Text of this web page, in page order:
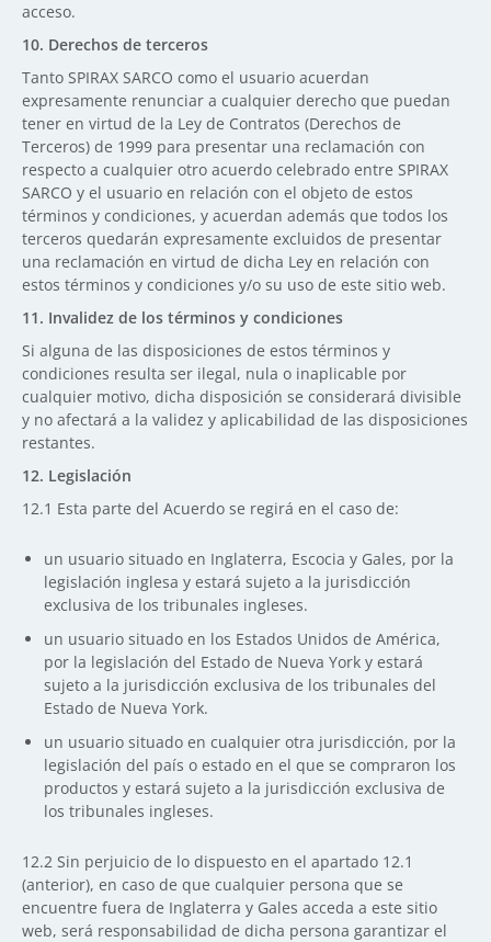
acceso.
10. Derechos de terceros
Tanto SPIRAX SARCO como el usuario acuerdan
expresamente renunciar a cualquier derecho que puedan
tener en virtud de la Ley de Contratos (Derechos de
Terceros) de 1999 para presentar una reclamación con
respecto a cualquier otro acuerdo celebrado entre SPIRAX
SARCO y el usuario en relación con el objeto de estos
términos y condiciones, y acuerdan además que todos los
terceros quedarán expresamente excluidos de presentar
una reclamación en virtud de dicha Ley en relación con
estos términos y condiciones y/o su uso de este sitio web.
11. Invalidez de los términos y condiciones
Si alguna de las disposiciones de estos términos y
condiciones resulta ser ilegal, nula o inaplicable por
cualquier motivo, dicha disposición se considerará divisible
y no afectará a la validez y aplicabilidad de las disposiciones
restantes.
12. Legislación
12.1 Esta parte del Acuerdo se regirá en el caso de:
un usuario situado en Inglaterra, Escocia y Gales, por la
legislación inglesa y estará sujeto a la jurisdicción
exclusiva de los tribunales ingleses.
un usuario situado en los Estados Unidos de América,
por la legislación del Estado de Nueva York y estará
sujeto a la jurisdicción exclusiva de los tribunales del
Estado de Nueva York.
un usuario situado en cualquier otra jurisdicción, por la
legislación del país o estado en el que se compraron los
productos y estará sujeto a la jurisdicción exclusiva de
los tribunales ingleses.
12.2 Sin perjuicio de lo dispuesto en el apartado 12.1
(anterior), en caso de que cualquier persona que se
encuentre fuera de Inglaterra y Gales acceda a este sitio
web, será responsabilidad de dicha persona garantizar el